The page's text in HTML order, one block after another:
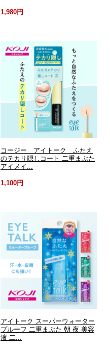
1,980円
コージー アイトーク ふたえ
のテカリ隠しコート 二重まぶた
アイメイ...
1,100円
アイトーク スーパーウォーター
プルーフ 二重まぶた 朝 夜 美容
液 二...